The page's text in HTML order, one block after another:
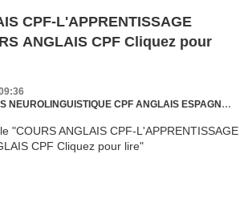
CPF-L'APPRENTISSAGE
ANGLAIS CPF Cliquez pour
CPF ANGLAIS ESPAGNOL